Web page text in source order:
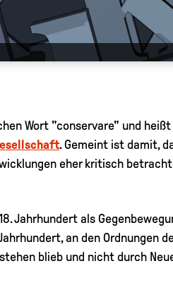
Wort "conservare" und
. Gemeint ist damit,
eher kritisch
Jahrhundert als
an den Ordnungen
blieb und nicht durch